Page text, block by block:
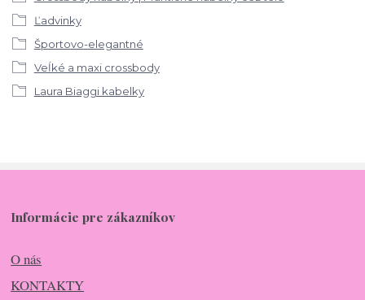
Ľadvinky
Športovo-elegantné
Veĺké a maxi crossbody
Laura Biaggi kabelky
Informácie pre zákazníkov
O nás
KONTAKTY